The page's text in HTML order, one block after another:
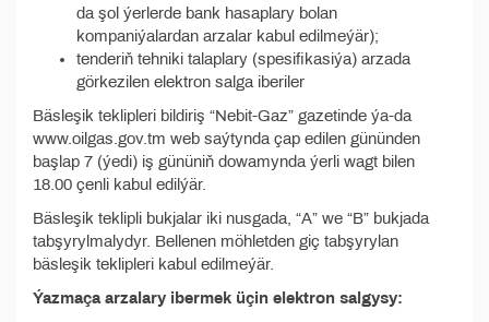
da şol ýerlerde bank hasaplary bolan
kompaniýalardan arzalar kabul edilmeýär);
tenderiň tehniki talaplary (spesifikasiýa) arzada
görkezilen elektron salga iberiler
Bäsleşik teklipleri bildiriş “Nebit-Gaz” gazetinde ýa-da
www.oilgas.gov.tm web saýtynda çap edilen gününden
başlap 7 (ýedi) iş gününiň dowamynda ýerli wagt bilen
18.00 çenli kabul edilýär.
Bäsleşik teklipli bukjalar iki nusgada, “A” we “B” bukjada
tabşyrylmalydyr. Bellenen möhletden giç tabşyrylan
bäsleşik teklipleri kabul edilmeýär.
Ýazmaça arzalary ibermek üçin elektron salgysy: